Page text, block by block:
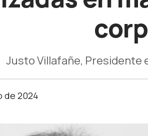
Justo Villafañe, Presidente
de 2024